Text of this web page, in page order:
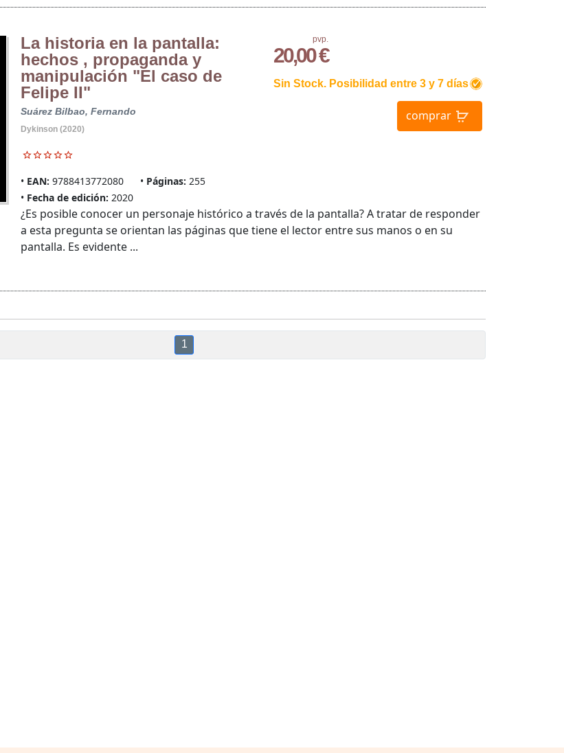
La historia en la pantalla:
hechos , propaganda y
manipulación "El caso de
Felipe II"
Suárez Bilbao, Fernando
Dykinson (2020)
EAN: 9788413772080 Páginas: 255
Fecha de edición: 2020
pvp.
20,00 €
Sin Stock. Posibilidad entre 3 y 7 días
comprar
¿Es posible conocer un personaje histórico a través de la pantalla? A tratar de responder
a esta pregunta se orientan las páginas que tiene el lector entre sus manos o en su
pantalla. Es evidente ...
1